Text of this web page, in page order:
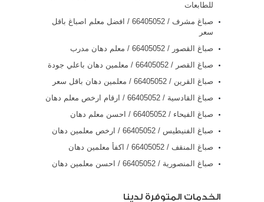
للطابعات
صباغ مشرف / 66405052 / افضل معلم اصباغ باقل
سعر
صباغ القصور / 66405052 / معلم دهان مدرب
صباغ القصر / 66405052 / معلمين دهان باعلي جودة
صباغ القرين / 66405052 / معلمين دهان باقل سعر
صباغ القادسية / 66405052 / ارقام ارخص معلم دهان
صباغ الفيحاء / 66405052 / احسن معلم دهان
صباغ الفنيطيس / 66405052 / ارخص معلمين دهان
صباغ المنقف / 66405052 / اكفأ معلمين دهان
صباغ المنصورية / 66405052 / احسن معلمين دهان
الخدمات المتوفرة لدينا